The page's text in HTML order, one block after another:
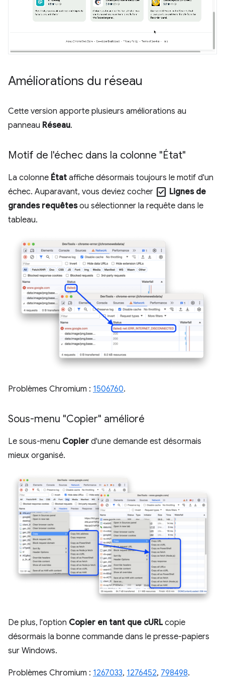
Améliorations du réseau
Cette version apporte plusieurs améliorations au
panneau Réseau.
Motif de l'échec dans la colonne "État"
La colonne État affiche désormais toujours le motif d'un
échec. Auparavant, vous deviez cocher check_box Lignes de
grandes requêtesou sélectionner la requête dans le
tableau.
Problèmes Chromium : 1506760.
Sous-menu "Copier" amélioré
Le sous-menu Copier d'une demande est désormais
mieux organisé.
De plus, l'option Copier en tant que cURLcopie
désormais la bonne commande dans le presse-papiers
sur Windows.
Problèmes Chromium : 1267033, 1276452, 798498.